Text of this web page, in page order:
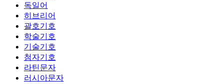
독일어
히브리어
괄호기호
학술기호
기술기호
첨자기호
라틴문자
러시아문자